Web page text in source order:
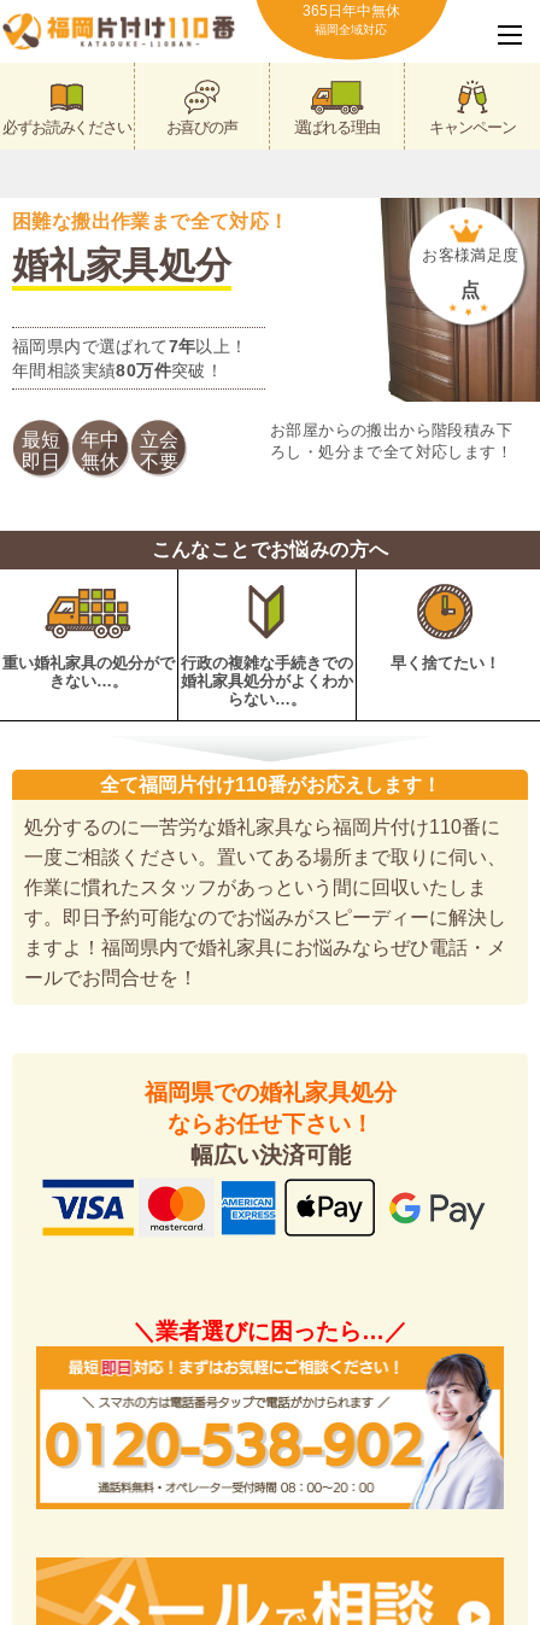
365日年中無休
福岡全域対応
必ずお読みください お喜びの声 選ばれる理由 キャンペーン
困難な搬出作業まで全て対応！
婚礼家具処分
福岡県内で選ばれて7年以上！
年間相談実績80万件突破！
お客様満足度
点
最短
即日
年中
無休
立会
不要
お部屋からの搬出から階段積み下
ろし・処分まで全て対応します！
こんなことでお悩みの方へ
重い婚礼家具の処分がで
きない…。
行政の複雑な手続きでの
婚礼家具処分がよくわか
らない…。
早く捨てたい！
全て福岡片付け110番がお応えします！
処分するのに一苦労な婚礼家具なら福岡片付け110番に
一度ご相談ください。置いてある場所まで取りに伺い、
作業に慣れたスタッフがあっという間に回収いたしま
す。即日予約可能なのでお悩みがスピーディーに解決し
ますよ！福岡県内で婚礼家具にお悩みならぜひ電話・メ
ールでお問合せを！
福岡県での婚礼家具処分
ならお任せ下さい！
幅広い決済可能
＼業者選びに困ったら…／